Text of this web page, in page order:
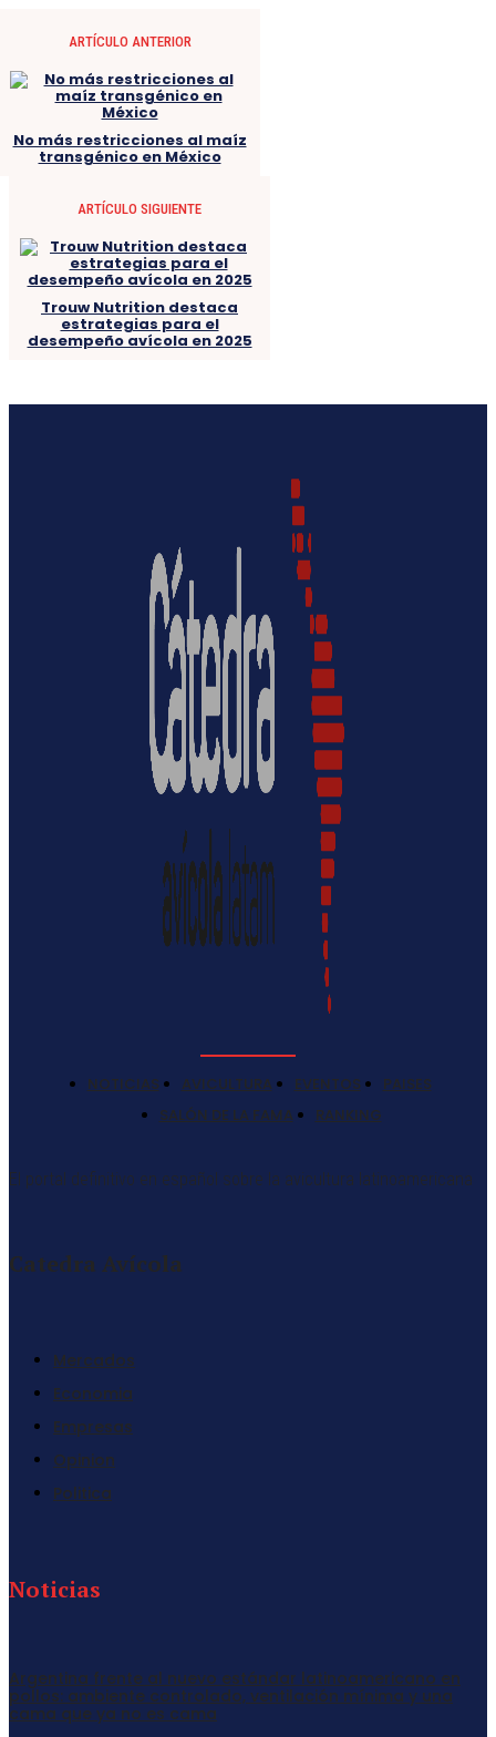
ARTÍCULO ANTERIOR
No más restricciones al maíz
transgénico en México
ARTÍCULO SIGUIENTE
Trouw Nutrition destaca
estrategias para el
desempeño avícola en 2025
NOTICIAS AVICULTURA EVENTOS
PAISES
SALÓN DE LA FAMA
RANKING
El portal definitivo en español sobre la avicultura latinoamericana
Catedra Avícola
Mercados
Economia
Empresas
Opinion
Politica
Noticias
Argentina frente al nuevo estándar latinoamericano en
pollos: ambiente controlado, ventilación mínima y una
cama que ya no es cama